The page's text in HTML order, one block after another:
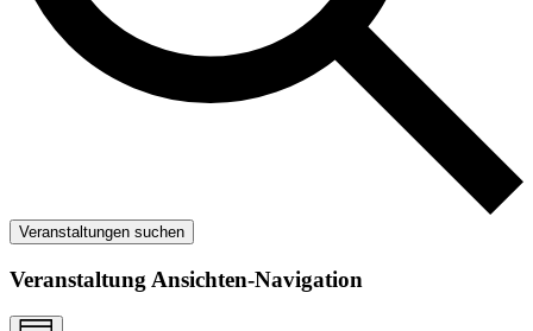
Veranstaltungen suchen
Veranstaltung Ansichten-Navigation